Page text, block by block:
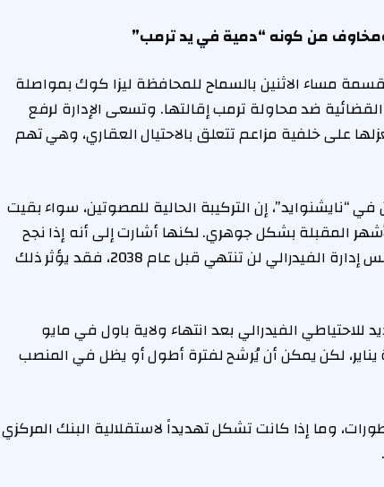
ومخاوف من كونه “دمية في يد ترمب”
مساء الاثنين بالسماح للمحافظة ليزا كوك بمواصلة
ضد محاولة ترمب إقالتها. وتسعى الإدارة لرفع
على خلفية مزاعم تتعلق بالاحتيال العقاري، وهي تهم
“نايشنوايد”، إن التركيبة الحالية للمصوتين، سواء بقيت
المقبلة بشكل جوهري. لكنها أشارت إلى أنه إذا نجح
الرئيس في استبدالها، رغم أن ولايتها في مجلس إدارة الفيدرالي لن تنتهي قبل عام 2038، فقد يؤثر ذلك
الفيدرالي بعد انتهاء ولاية باول في مايو
يناير، لكن يمكن أن يُرشح لفترة أطول أو يظل في المنصب
وما إذا كانت تشكل تهديداً لاستقلالية البنك المركزي